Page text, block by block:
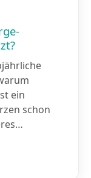
ein
schon